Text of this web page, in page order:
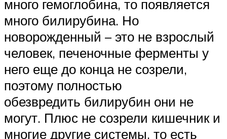
много гемоглобина, то появляется
много билирубина. Но
новорожденный – это не взрослый
человек, печеночные ферменты у
него еще до конца не созрели,
поэтому полностью
обезвредить билирубин они не
могут. Плюс не созрели кишечник и
многие другие системы, то есть